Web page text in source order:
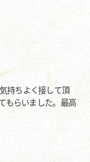
持ちよく接して頂
もらいました。最高